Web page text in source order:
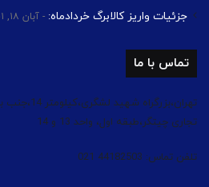
جزئیات واریز کالابرگ خردادماه: آبان ۱۸, ۱۴۰۱
تماس با ما
تجاری چیتگر،طبقه اول، واحد 13 و 14
تلفن تماس: 44182503 021